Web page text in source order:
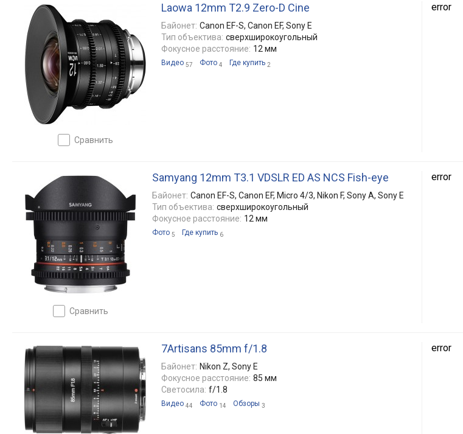
сравнить
Laowa 12mm T2.9 Zero-D Cine
Байонет: Canon EF-S, Canon EF, Sony E
Тип объектива: сверхширокоугольный
Фокусное расстояние: 12 мм
Видео 57 Фото 4 Где купить 2
error
сравнить
Samyang 12mm T3.1 VDSLR ED AS NCS Fish-eye
Байонет: Canon EF-S, Canon EF, Micro 4/3, Nikon F, Sony A, Sony E
Тип объектива: сверхширокоугольный
Фокусное расстояние: 12 мм
Фото 5 Где купить 6
error
7Artisans 85mm f/1.8
Байонет: Nikon Z, Sony E
Фокусное расстояние: 85 мм
Светосила: f/1.8
Видео 44 Фото 14 Обзоры 3
error